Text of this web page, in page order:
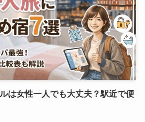
は女性一人でも大丈夫？駅近で便